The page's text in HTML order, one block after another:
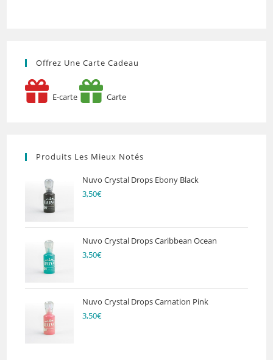
Offrez Une Carte Cadeau
E-carte Carte
Produits Les Mieux Notés
Nuvo Crystal Drops Ebony Black
3,50€
Nuvo Crystal Drops Caribbean Ocean
3,50€
Nuvo Crystal Drops Carnation Pink
3,50€